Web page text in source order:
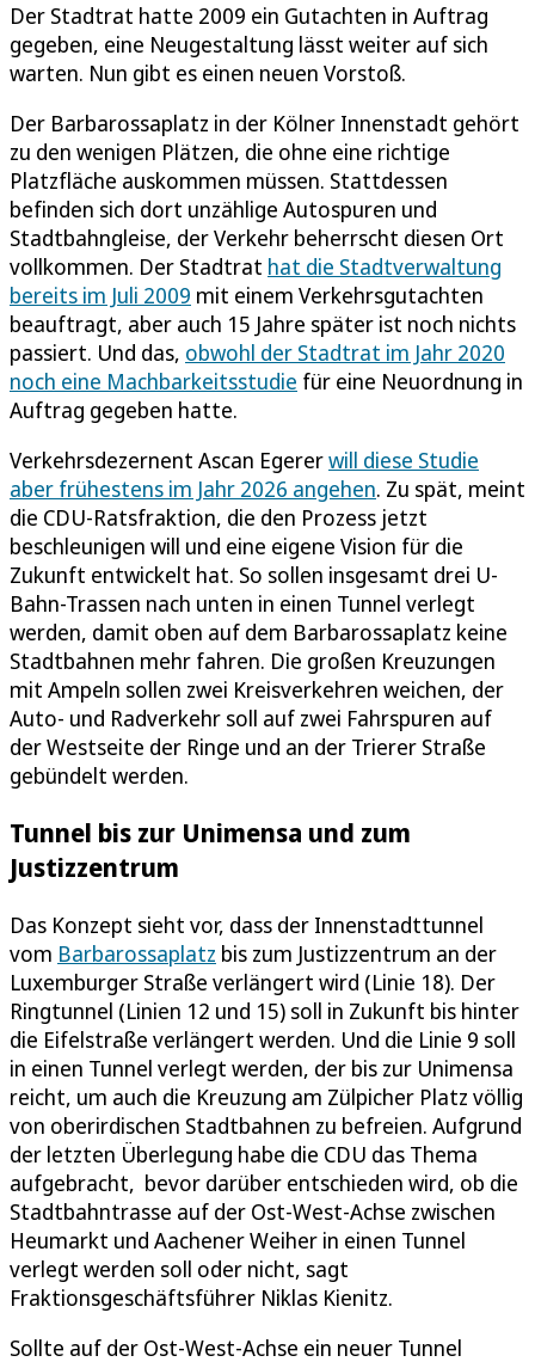
Der Stadtrat hatte 2009 ein Gutachten in Auftrag
gegeben, eine Neugestaltung lässt weiter auf sich
warten. Nun gibt es einen neuen Vorstoß.
Der Barbarossaplatz in der Kölner Innenstadt gehört
zu den wenigen Plätzen, die ohne eine richtige
Platzfläche auskommen müssen. Stattdessen
befinden sich dort unzählige Autospuren und
Stadtbahngleise, der Verkehr beherrscht diesen Ort
vollkommen. Der Stadtrat hat die Stadtverwaltung
bereits im Juli 2009 mit einem Verkehrsgutachten
beauftragt, aber auch 15 Jahre später ist noch nichts
passiert. Und das, obwohl der Stadtrat im Jahr 2020
noch eine Machbarkeitsstudie für eine Neuordnung in
Auftrag gegeben hatte.
Verkehrsdezernent Ascan Egererwill diese Studie
aber frühestens im Jahr 2026 angehen. Zu spät, meint
die CDU-Ratsfraktion, die den Prozess jetzt
beschleunigen will und eine eigene Vision für die
Zukunft entwickelt hat. So sollen insgesamt drei U-
Bahn-Trassen nach unten in einen Tunnel verlegt
werden, damit oben auf dem Barbarossaplatz keine
Stadtbahnen mehr fahren. Die großen Kreuzungen
mit Ampeln sollen zwei Kreisverkehren weichen, der
Auto- und Radverkehr soll auf zwei Fahrspuren auf
der Westseite der Ringe und an der Trierer Straße
gebündelt werden.
Tunnel bis zur Unimensa und zum
Justizzentrum
Das Konzept sieht vor, dass der Innenstadttunnel
vom Barbarossaplatz bis zum Justizzentrum an der
Luxemburger Straße verlängert wird (Linie 18). Der
Ringtunnel (Linien 12 und 15) soll in Zukunft bis hinter
die Eifelstraße verlängert werden. Und die Linie 9 soll
in einen Tunnel verlegt werden, der bis zur Unimensa
reicht, um auch die Kreuzung am Zülpicher Platz völlig
von oberirdischen Stadtbahnen zu befreien. Aufgrund
der letzten Überlegung habe die CDU das Thema
aufgebracht, bevor darüber entschieden wird, ob die
Stadtbahntrasse auf der Ost-West-Achse zwischen
Heumarkt und Aachener Weiher in einen Tunnel
verlegt werden soll oder nicht, sagt
Fraktionsgeschäftsführer Niklas Kienitz.
Sollte auf der Ost-West-Achse ein neuer Tunnel